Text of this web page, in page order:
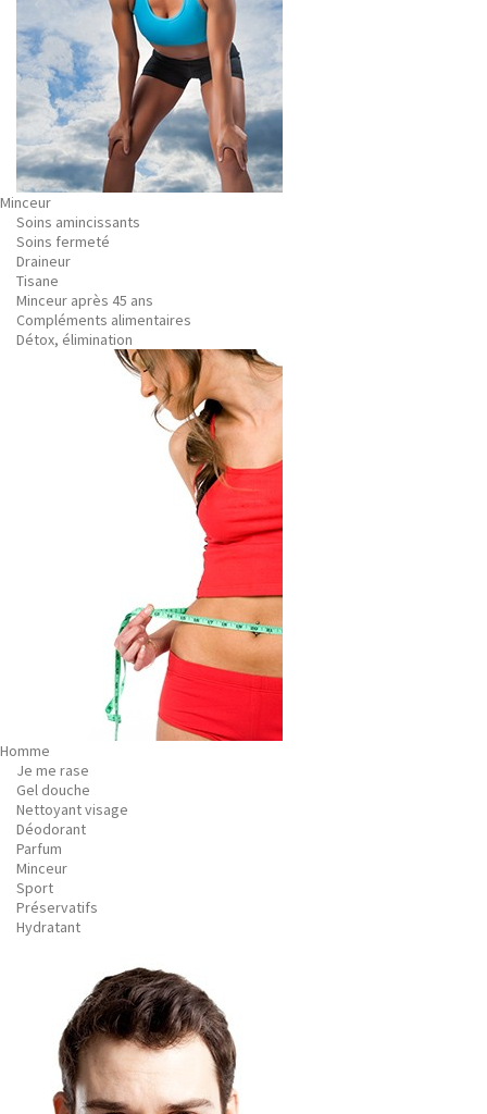
Minceur
Soins amincissants
Soins fermeté
Draineur
Tisane
Minceur après 45 ans
Compléments alimentaires
Détox, élimination
Homme
Je me rase
Gel douche
Nettoyant visage
Déodorant
Parfum
Minceur
Sport
Préservatifs
Hydratant